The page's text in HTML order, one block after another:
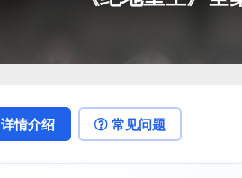
详情介绍 常见问题